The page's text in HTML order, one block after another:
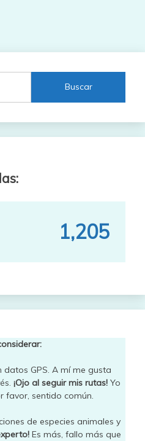
1,205
GPS. A mí me gusta
¡Ojo al seguir mis rutas! Yo
favor, sentido común.
de especies animales y
Es más, fallo más que